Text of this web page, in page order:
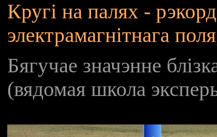
Кругі на палях -
электрамагнітнага
Бягучае значэнне
(вядомая школа